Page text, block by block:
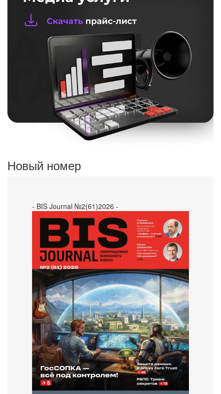
Новый номер
- BIS Journal №2(61)2026 -